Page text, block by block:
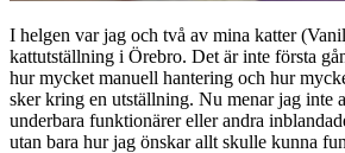
I helgen var jag och två av mina katter
kattutställning i Örebro. Det är inte första
hur mycket manuell hantering och hur
sker kring en utställning. Nu menar jag inte
underbara funktionärer eller andra
utan bara hur jag önskar allt skulle kunna